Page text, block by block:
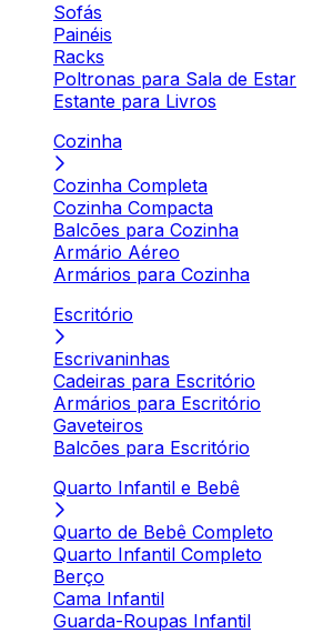
Sofás
Painéis
Racks
Poltronas para Sala de Estar
Estante para Livros
Cozinha
Cozinha Completa
Cozinha Compacta
Balcões para Cozinha
Armário Aéreo
Armários para Cozinha
Escritório
Escrivaninhas
Cadeiras para Escritório
Armários para Escritório
Gaveteiros
Balcões para Escritório
Quarto Infantil e Bebê
Quarto de Bebê Completo
Quarto Infantil Completo
Berço
Cama Infantil
Guarda-Roupas Infantil